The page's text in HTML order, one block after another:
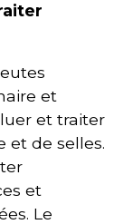
et
et traiter
et de selles.
et
Le